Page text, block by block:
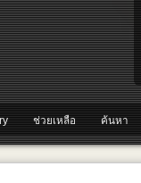
ช่วยเหลือ ค้นหา